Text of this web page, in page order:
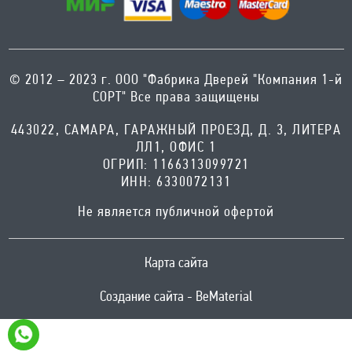
Телефон
ПН-СБ с 10:00 до 19:00, ВС- с
10:00 до 17:00 Без выходных
Адрес
с. Сергиевск Ул. Ленина 93А
Телефон
8-996-727-00-06
Адрес
© 2012 – 2023 г. ООО "Фабрика Дверей "Компания 1-й
СОРТ" Все права защищены
443022, САМАРА, ГАРАЖНЫЙ ПРОЕЗД, Д. 3, ЛИТЕРА
ЛЛ1, ОФИС 1
ОГРИП: 1166313099721
ИНН: 6330072131
Не является публичной офертой
Карта сайта
Создание сайта - BeMaterial